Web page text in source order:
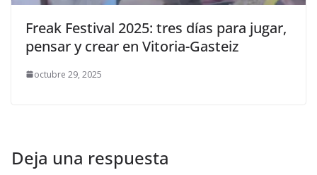
Freak Festival 2025: tres días para jugar,
pensar y crear en Vitoria-Gasteiz
octubre 29, 2025
Deja una respuesta